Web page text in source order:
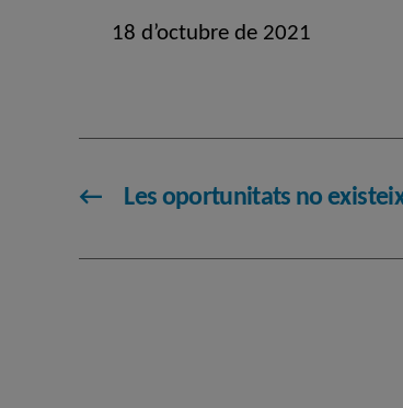
18 d’octubre de 2021
← Les oportunitats no